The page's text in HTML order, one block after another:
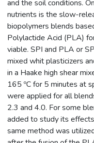
and the soil conditions.
nutrients is the slow-
biopolymers blends
Polylactide Acid (PLA)
viable. SPI and PLA or
mixed whit plasticizers
in a Haake high shear
165 ºC for 5 minutes at
were applied for all
2.3 and 4.0. For some
added to study its
same method was